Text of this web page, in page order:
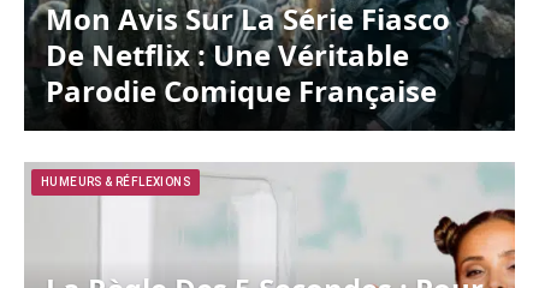
Mon Avis Sur La Série Fiasco
De Netflix : Une Véritable
Parodie Comique Française
HUMEURS & RÉFLEXIONS